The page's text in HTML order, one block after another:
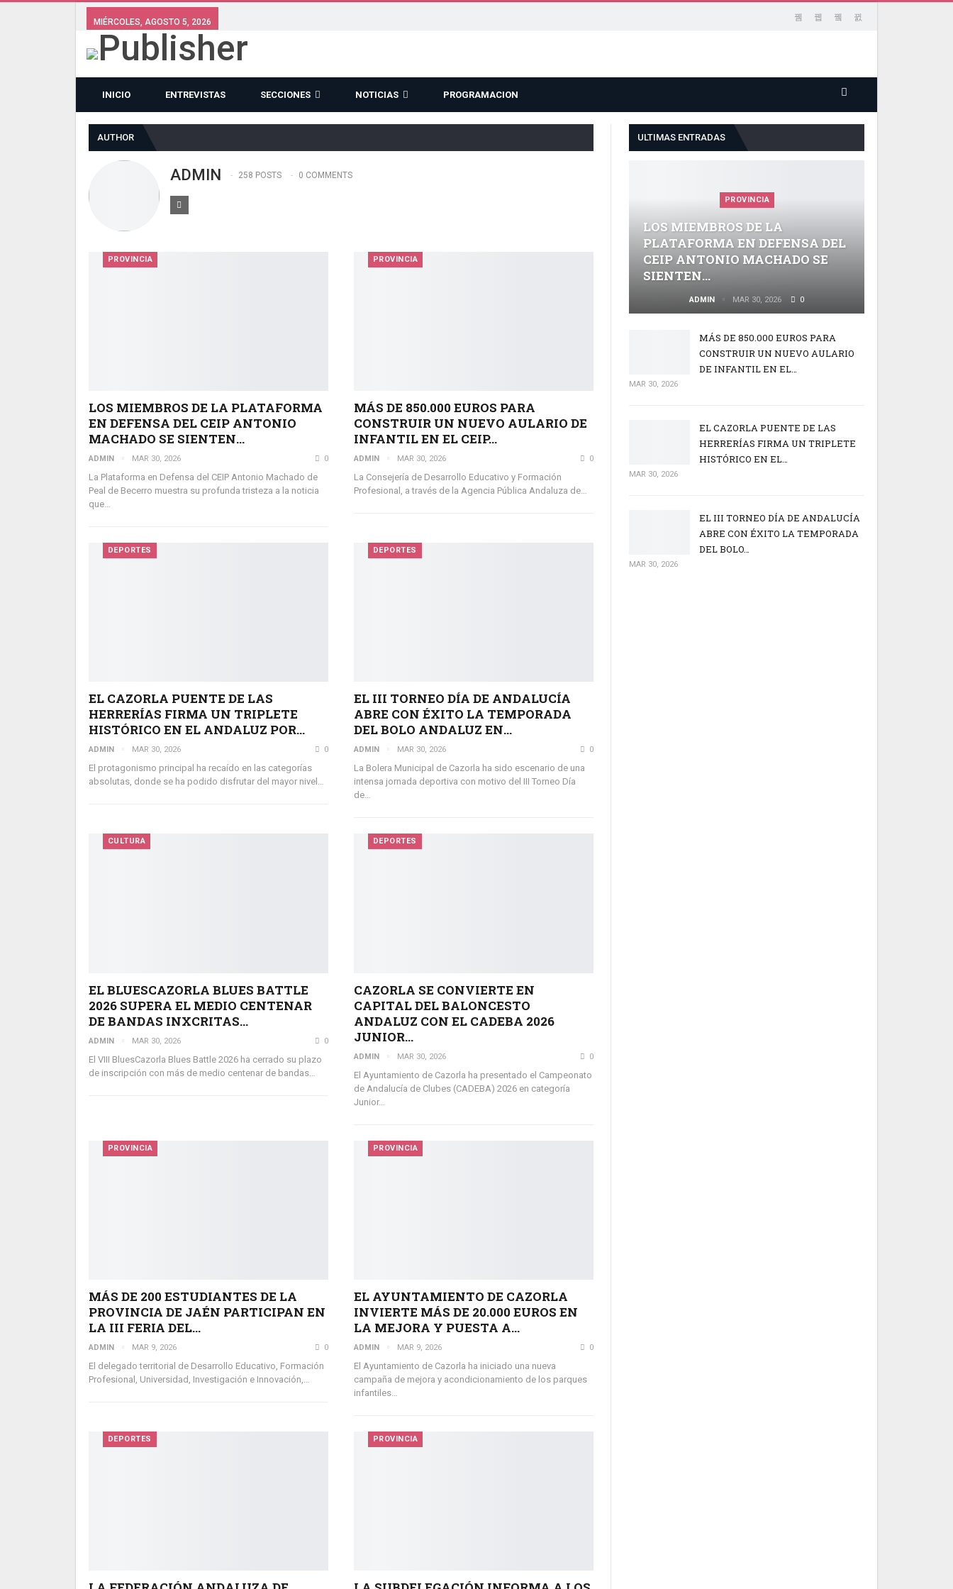
MIÉRCOLES, AGOSTO 5, 2026
INICIO ENTREVISTAS SECCIONES NOTICIAS PROGRAMACION
AUTHOR
ADMIN 258 POSTS 0 COMMENTS
PROVINCIA
LOS MIEMBROS DE LA PLATAFORMA
EN DEFENSA DEL CEIP ANTONIO
MACHADO SE SIENTEN…
ADMIN MAR 30, 2026 0
La Plataforma en Defensa del CEIP Antonio Machado de
Peal de Becerro muestra su profunda tristeza a la noticia
que…
PROVINCIA
MÁS DE 850.000 EUROS PARA
CONSTRUIR UN NUEVO AULARIO DE
INFANTIL EN EL CEIP…
ADMIN MAR 30, 2026 0
La Consejería de Desarrollo Educativo y Formación
Profesional, a través de la Agencia Pública Andaluza de…
DEPORTES
EL CAZORLA PUENTE DE LAS
HERRERÍAS FIRMA UN TRIPLETE
HISTÓRICO EN EL ANDALUZ POR…
ADMIN MAR 30, 2026 0
El protagonismo principal ha recaído en las categorías
absolutas, donde se ha podido disfrutar del mayor nivel…
DEPORTES
EL III TORNEO DÍA DE ANDALUCÍA
ABRE CON ÉXITO LA TEMPORADA
DEL BOLO ANDALUZ EN…
ADMIN MAR 30, 2026 0
La Bolera Municipal de Cazorla ha sido escenario de una
intensa jornada deportiva con motivo del III Torneo Día
de…
CULTURA
EL BLUESCAZORLA BLUES BATTLE
2026 SUPERA EL MEDIO CENTENAR
DE BANDAS INXCRITAS…
ADMIN MAR 30, 2026 0
El VIII BluesCazorla Blues Battle 2026 ha cerrado su plazo
de inscripción con más de medio centenar de bandas…
DEPORTES
CAZORLA SE CONVIERTE EN
CAPITAL DEL BALONCESTO
ANDALUZ CON EL CADEBA 2026
JUNIOR…
ADMIN MAR 30, 2026 0
El Ayuntamiento de Cazorla ha presentado el Campeonato
de Andalucía de Clubes (CADEBA) 2026 en categoría
Junior…
PROVINCIA
MÁS DE 200 ESTUDIANTES DE LA
PROVINCIA DE JAÉN PARTICIPAN EN
LA III FERIA DEL…
ADMIN MAR 9, 2026 0
El delegado territorial de Desarrollo Educativo, Formación
Profesional, Universidad, Investigación e Innovación,…
PROVINCIA
EL AYUNTAMIENTO DE CAZORLA
INVIERTE MÁS DE 20.000 EUROS EN
LA MEJORA Y PUESTA A…
ADMIN MAR 9, 2026 0
El Ayuntamiento de Cazorla ha iniciado una nueva
campaña de mejora y acondicionamiento de los parques
infantiles…
DEPORTES PROVINCIA
ULTIMAS ENTRADAS
PROVINCIA
LOS MIEMBROS DE LA
PLATAFORMA EN DEFENSA DEL
CEIP ANTONIO MACHADO SE
SIENTEN…
ADMIN MAR 30, 2026 0
MÁS DE 850.000 EUROS PARA
CONSTRUIR UN NUEVO AULARIO
DE INFANTIL EN EL…
MAR 30, 2026
EL CAZORLA PUENTE DE LAS
HERRERÍAS FIRMA UN TRIPLETE
HISTÓRICO EN EL…
MAR 30, 2026
EL III TORNEO DÍA DE ANDALUCÍA
ABRE CON ÉXITO LA TEMPORADA
DEL BOLO…
MAR 30, 2026